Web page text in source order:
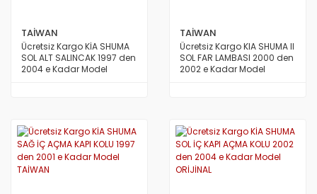
TAİWAN
Ücretsiz Kargo KİA SHUMA
SOL ALT SALINCAK 1997 den
2004 e Kadar Model
TAİWAN
Ücretsiz Kargo KIA SHUMA II
SOL FAR LAMBASI 2000 den
2002 e Kadar Model